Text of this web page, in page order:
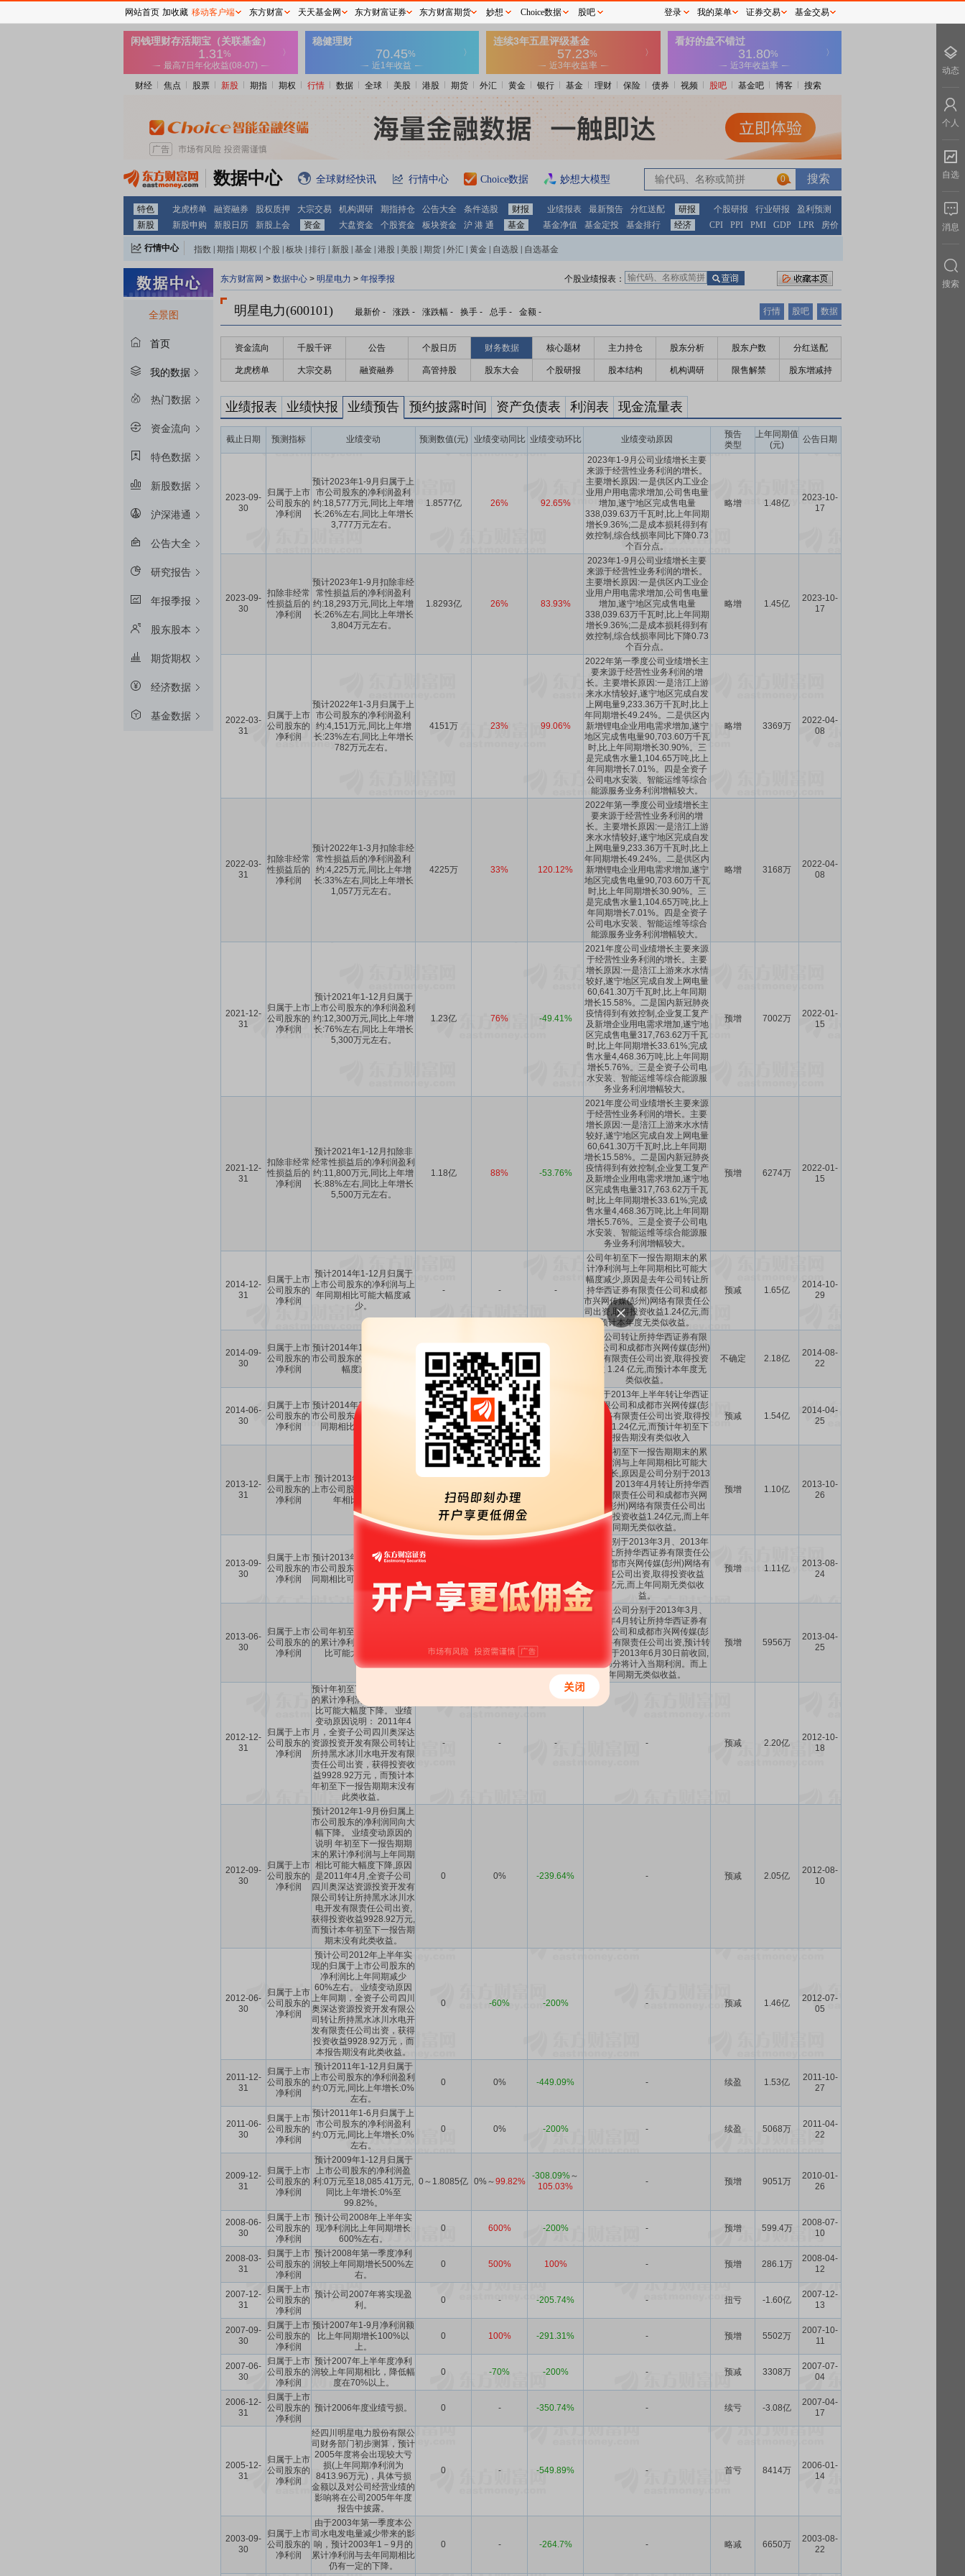
财经 焦点 股票 新股 期指 期权 行情 数据 全球 美股 港股 期货 外汇 黄金 银行 基金 理财 保险 债券 视频 股吧 基金吧 博客 搜索
数据中心 全球财经快讯 行情中心 Choice数据 妙想大模型 0
特色 龙虎榜单 融资融券 股权质押 大宗交易 机构调研 期指持仓 公告大全 条件选股 财报 业绩报表 最新预告 分红送配 研报 个股研报 行业研报
盈利预测
新股
新股申购 新股日历 新股上会 资金 大盘资金 个股资金 板块资金 沪 港 通 基金 基金净值 基金定投 基金排行 经济 CPI PPI PMI GDP LPR 房价
行情中心 指数 期指 期权 个股 板块 排行 新股 基金 港股 美股 期货 外汇 黄金 自选股 自选基金
全景图
首页
我的数据
热门数据
资金流向
特色数据
新股数据
沪深港通
公告大全
研究报告
年报季报
股东股本
期货期权
经济数据
基金数据
东方财富网 > 数据中心 > 明星电力 > 年报季报 个股业绩报表：
明星电力(600101) 最新价 - 涨跌 - 涨跌幅 - 换手 - 总手 - 金额 - 行情 股吧 数据
资金流向 千股千评 公告 个股日历 财务数据 核心题材 主力持仓 股东分析 股东户数 分红送配
龙虎榜单 大宗交易 融资融券 高管持股 股东大会 个股研报 股本结构 机构调研 限售解禁 股东增减持
业绩报表 业绩快报 业绩预告 预约披露时间 资产负债表 利润表 现金流量表
截止日期 预测指标 业绩变动 预测数值(元) 业绩变动同比 业绩变动环比 业绩变动原因
预告
类型
上年同期值
(元)
公告日期
2023-09-
30
归属于上市
公司股东的
净利润
预计2023年1-9月归属于上
市公司股东的净利润盈利
约:18,577万元,同比上年增
长:26%左右,同比上年增长
3,777万元左右。
1.8577亿 26% 92.65%
2023年1-9月公司业绩增长主要
来源于经营性业务利润的增长。
主要增长原因:一是供区内工业企
业用户用电需求增加,公司售电量
增加,遂宁地区完成售电量
338,039.63万千瓦时,比上年同期
增长9.36%;二是成本损耗得到有
效控制,综合线损率同比下降0.73
个百分点。
略增 1.48亿
2023-10-
17
2023-09-
30
扣除非经常
性损益后的
净利润
预计2023年1-9月扣除非经
常性损益后的净利润盈利
约:18,293万元,同比上年增
长:26%左右,同比上年增长
3,804万元左右。
1.8293亿 26% 83.93%
2023年1-9月公司业绩增长主要
来源于经营性业务利润的增长。
主要增长原因:一是供区内工业企
业用户用电需求增加,公司售电量
增加,遂宁地区完成售电量
338,039.63万千瓦时,比上年同期
增长9.36%;二是成本损耗得到有
效控制,综合线损率同比下降0.73
个百分点。
略增 1.45亿
2023-10-
17
2022-03-
31
归属于上市
公司股东的
净利润
预计2022年1-3月归属于上
市公司股东的净利润盈利
约:4,151万元,同比上年增
长:23%左右,同比上年增长
782万元左右。
4151万 23% 99.06%
2022年第一季度公司业绩增长主
要来源于经营性业务利润的增
长。主要增长原因:一是涪江上游
来水水情较好,遂宁地区完成自发
上网电量9,233.36万千瓦时,比上
年同期增长49.24%。二是供区内
新增锂电企业用电需求增加,遂宁
地区完成售电量90,703.60万千瓦
时,比上年同期增长30.90%。三
是完成售水量1,104.65万吨,比上
年同期增长7.01%。四是全资子
公司电水安装、智能运维等综合
能源服务业务利润增幅较大。
略增 3369万
2022-04-
08
2022-03-
31
扣除非经常
性损益后的
净利润
预计2022年1-3月扣除非经
常性损益后的净利润盈利
约:4,225万元,同比上年增
长:33%左右,同比上年增长
1,057万元左右。
4225万 33% 120.12%
2022年第一季度公司业绩增长主
要来源于经营性业务利润的增
长。主要增长原因:一是涪江上游
来水水情较好,遂宁地区完成自发
上网电量9,233.36万千瓦时,比上
年同期增长49.24%。二是供区内
新增锂电企业用电需求增加,遂宁
地区完成售电量90,703.60万千瓦
时,比上年同期增长30.90%。三
是完成售水量1,104.65万吨,比上
年同期增长7.01%。四是全资子
公司电水安装、智能运维等综合
能源服务业务利润增幅较大。
略增 3168万
2022-04-
08
2021-12-
31
归属于上市
公司股东的
净利润
预计2021年1-12月归属于
上市公司股东的净利润盈利
约:12,300万元,同比上年增
长:76%左右,同比上年增长
5,300万元左右。
1.23亿 76% -49.41%
2021年度公司业绩增长主要来源
于经营性业务利润的增长。主要
增长原因:一是涪江上游来水水情
较好,遂宁地区完成自发上网电量
60,641.30万千瓦时,比上年同期
增长15.58%。二是国内新冠肺炎
疫情得到有效控制,企业复工复产
及新增企业用电需求增加,遂宁地
区完成售电量317,763.62万千瓦
时,比上年同期增长33.61%;完成
售水量4,468.36万吨,比上年同期
增长5.76%。三是全资子公司电
水安装、智能运维等综合能源服
务业务利润增幅较大。
预增 7002万
2022-01-
15
2021-12-
31
扣除非经常
性损益后的
净利润
预计2021年1-12月扣除非
经常性损益后的净利润盈利
约:11,800万元,同比上年增
长:88%左右,同比上年增长
5,500万元左右。
1.18亿 88% -53.76%
2021年度公司业绩增长主要来源
于经营性业务利润的增长。主要
增长原因:一是涪江上游来水水情
较好,遂宁地区完成自发上网电量
60,641.30万千瓦时,比上年同期
增长15.58%。二是国内新冠肺炎
疫情得到有效控制,企业复工复产
及新增企业用电需求增加,遂宁地
区完成售电量317,763.62万千瓦
时,比上年同期增长33.61%;完成
售水量4,468.36万吨,比上年同期
增长5.76%。三是全资子公司电
水安装、智能运维等综合能源服
务业务利润增幅较大。
预增 6274万
2022-01-
15
2014-12-
31
归属于上市
公司股东的
净利润
预计2014年1-12月归属于
上市公司股东的净利润与上
年同期相比可能大幅度减
少。
- - -
公司年初至下一报告期期末的累
计净利润与上年同期相比可能大
幅度减少,原因是去年公司转让所
持华西证券有限责任公司和成都
市兴网传媒(彭州)网络有限责任公
司出资,取得投资收益1.24亿元,而
预计本年度无类似收益。
预减 1.65亿
2014-10-
29
2014-09-
30
归属于上市
公司股东的
净利润
预计2014年1-9月归属于上
市公司股东的净利润可能大
幅度减少。
-
去年公司转让所持华西证券有限
责任公司和成都市兴网传媒(彭州)
网络有限责任公司出资,取得投资
收益 1.24 亿元,而预计本年度无
类似收益。
不确定 2.18亿
2014-08-
22
2014-06-
30
归属于上市
公司股东的
净利润
预计2014年1-6月归属于上
市公司股东的净利润与上年
同期相比可能大幅下降
-
公司于2013年上半年转让华西证
券有限公司和成都市兴网传媒(彭
州)网络有限责任公司出资,取得投
资收益1.24亿元,而预计年初至下
一报告期没有类似收入
预减 1.54亿
2014-04-
25
2013-12-
31
归属于上市
公司股东的
净利润
预计2013年1-12月归属于
上市公司股东的净利润同上
年相比大幅增长
-
公司年初至下一报告期期末的累
计净利润与上年同期相比可能大
幅度增长,原因是公司分别于2013
年3月、2013年4月转让所持华西
证券有限责任公司和成都市兴网
传媒(彭州)网络有限责任公司出
资,取得投资收益1.24亿元,而上年
同期无类似收益。
预增 1.10亿
2013-10-
26
2013-09-
30
归属于上市
公司股东的
净利润
预计2013年1-9月归属于上
市公司股东的净利润与上年
同期相比可能大幅度增长。
公司分别于2013年3月、2013年
4月转让所持华西证券有限责任公
司和成都市兴网传媒(彭州)网络有
限责任公司出资,取得投资收益
1.24亿元,而上年同期无类似收
益。
预增 1.11亿
2013-08-
24
2013-06-
30
归属于上市
公司股东的
净利润
公司年初至下一报告期期末
的累计净利润与上年同期相
比可能大幅度上升。
原因是公司分别于2013年3月、
2013年4月转让所持华西证券有
限责任公司和成都市兴网传媒(彭
州)网络有限责任公司出资,预计转
让价款于2013年6月30日前收回,
溢价部分将计入当期利润。而上
年同期无类似收益。
预增 5956万
2013-04-
25
2012-12-
31
归属于上市
公司股东的
净利润
预计年初至下一报告期期末
的累计净利润与上年同期相
比可能大幅度下降。 业绩
变动原因说明： 2011年4
月，全资子公司四川奥深达
资源投资开发有限公司转让
所持黑水冰川水电开发有限
责任公司出资，获得投资收
益9928.92万元，而预计本
年初至下一报告期期末没有
此类收益。
- - - - 预减 2.20亿
2012-10-
18
2012-09-
30
归属于上市
公司股东的
净利润
预计2012年1-9月份归属上
市公司股东的净利润同向大
幅下降。 业绩变动原因的
说明 年初至下一报告期期
末的累计净利润与上年同期
相比可能大幅度下降,原因
是2011年4月,全资子公司
四川奥深达资源投资开发有
限公司转让所持黑水冰川水
电开发有限责任公司出资,
获得投资收益9928.92万元,
而预计本年初至下一报告期
期末没有此类收益。
0 0% -239.64% - 预减 2.05亿
2012-08-
10
2012-06-
30
归属于上市
公司股东的
净利润
预计公司2012年上半年实
现的归属于上市公司股东的
净利润比上年同期减少
60%左右。 业绩变动原因
上年同期，全资子公司四川
奥深达资源投资开发有限公
司转让所持黑水冰川水电开
发有限责任公司出资，获得
投资收益9928.92万元，而
本报告期没有此类收益。
0 -60% -200% - 预减 1.46亿
2012-07-
05
2011-12-
31
归属于上市
公司股东的
净利润
预计2011年1-12月归属于
上市公司股东的净利润盈利
约:0万元,同比上年增长:0%
左右。
0 0% -449.09% - 续盈 1.53亿
2011-10-
27
2011-06-
30
归属于上市
公司股东的
净利润
预计2011年1-6月归属于上
市公司股东的净利润盈利
约:0万元,同比上年增长:0%
左右。
0 0% -200% - 续盈 5068万
2011-04-
22
2009-12-
31
归属于上市
公司股东的
净利润
预计2009年1-12月归属于
上市公司股东的净利润盈
利:0万元至18,085.41万元,
同比上年增长:0%至
99.82%。
0～1.8085亿 0%～99.82%
-308.09%～
105.03%
- 预增 9051万
2010-01-
26
2008-06-
30
归属于上市
公司股东的
净利润
预计公司2008年上半年实
现净利润比上年同期增长
600%左右。
0 600% -200% - 预增 599.4万
2008-07-
10
2008-03-
31
归属于上市
公司股东的
净利润
预计2008年第一季度净利
润较上年同期增长500%左
右。
0 500% 100% - 预增 286.1万
2008-04-
12
2007-12-
31
归属于上市
公司股东的
净利润
预计公司2007年将实现盈
利。
0 - -205.74% - 扭亏 -1.60亿
2007-12-
13
2007-09-
30
归属于上市
公司股东的
净利润
预计2007年1-9月净利润额
比上年同期增长100%以
上。
0 100% -291.31% - 预增 5502万
2007-10-
11
2007-06-
30
归属于上市
公司股东的
净利润
预计2007年上半年度净利
润较上年同期相比，降低幅
度在70%以上。
0 -70% -200% - 预减 3308万
2007-07-
04
2006-12-
31
归属于上市
公司股东的
净利润
预计2006年度业绩亏损。 0 - -350.74% - 续亏 -3.08亿
2007-04-
17
2005-12-
31
归属于上市
公司股东的
净利润
经四川明星电力股份有限公
司财务部门初步测算，预计
2005年度将会出现较大亏
损(上年同期净利润为
8413.96万元)，具体亏损
金额以及对公司经营业绩的
影响将在公司2005年年度
报告中披露。
0 - -549.89% - 首亏 8414万
2006-01-
14
2003-09-
30
归属于上市
公司股东的
净利润
由于2003年第一季度本公
司水电发电量减少带来的影
响，预计2003年1－9月的
累计净利润与去年同期相比
仍有一定的下降。
0 - -264.7% - 略减 6650万
2003-08-
22
网站首页 加收藏 移动客户端 东方财富 天天基金网 东方财富证券 东方财富期货 妙想 Choice数据 股吧 登录 我的菜单 证券交易 基金交易
动态
个人
自选
消息
搜索